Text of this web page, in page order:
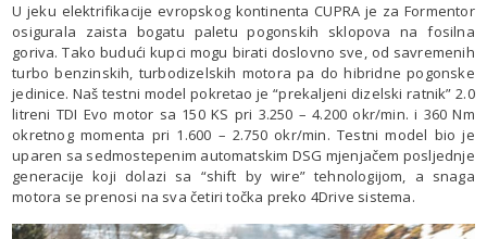
U jeku elektrifikacije evropskog kontinenta CUPRA je za Formentor
osigurala zaista bogatu paletu pogonskih sklopova na fosilna
goriva. Tako budući kupci mogu birati doslovno sve, od savremenih
turbo benzinskih, turbodizelskih motora pa do hibridne pogonske
jedinice. Naš testni model pokretao je “prekaljeni dizelski ratnik” 2.0
litreni TDI Evo motor sa 150 KS pri 3.250 – 4.200 okr/min. i 360 Nm
okretnog momenta pri 1.600 – 2.750 okr/min. Testni model bio je
uparen sa sedmostepenim automatskim DSG mjenjačem posljednje
generacije koji dolazi sa “shift by wire” tehnologijom, a snaga
motora se prenosi na sva četiri točka preko 4Drive sistema.